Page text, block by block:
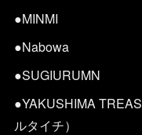
●MINMI
●Nabowa
●SUGIURUMN
●YAKUSHIMA
ルタイチ）